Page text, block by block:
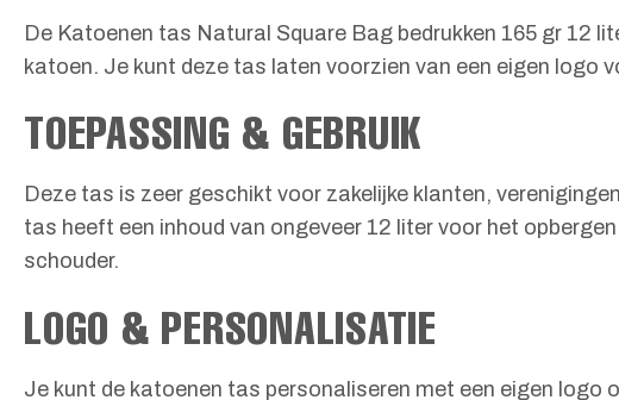
De Katoenen tas Natural Square Bag bedrukken 165 gr 12
katoen. Je kunt deze tas laten voorzien van een eigen logo
TOEPASSING & GEBRUIK
Deze tas is zeer geschikt voor zakelijke klanten,
tas heeft een inhoud van ongeveer 12 liter voor het
schouder.
LOGO & PERSONALISATIE
Je kunt de katoenen tas personaliseren met een eigen